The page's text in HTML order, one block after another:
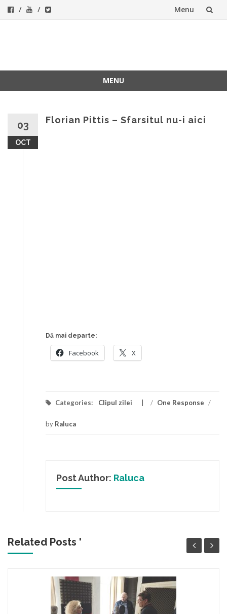
Menu
MENU
03
OCT
Florian Pittis – Sfarsitul nu-i aici
Dă mai departe:
Facebook X
Categories: Clipul zilei / One Response /
by Raluca
Post Author: Raluca
Related Posts '